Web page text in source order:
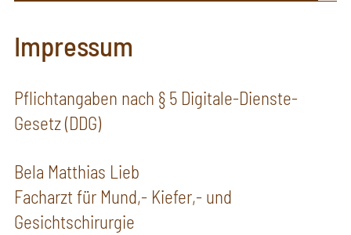
Impressum
Pflichtangaben nach § 5 Digitale-Dienste-
Gesetz (DDG)
Bela Matthias Lieb
Facharzt für Mund,- Kiefer,- und
Gesichtschirurgie